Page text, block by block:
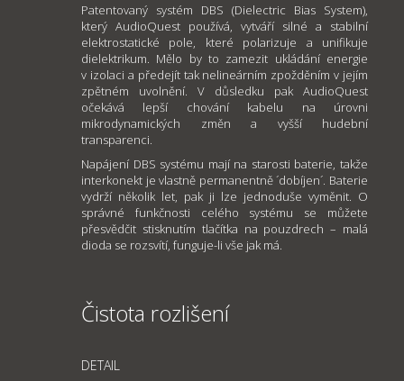
Patentovaný systém DBS (Dielectric Bias System),
který AudioQuest používá, vytváří silné a stabilní
elektrostatické pole, které polarizuje a unifikuje
dielektrikum. Mělo by to zamezit ukládání energie
v izolaci a předejít tak nelineárním zpožděním v jejím
zpětném uvolnění. V důsledku pak AudioQuest
očekává lepší chování kabelu na úrovni
mikrodynamických změn a vyšší hudební
transparenci.
Napájení DBS systému mají na starosti baterie, takže
interkonekt je vlastně permanentně ´dobíjen´. Baterie
vydrží několik let, pak ji lze jednoduše vyměnit. O
správné funkčnosti celého systému se můžete
přesvědčit stisknutím tlačítka na pouzdrech – malá
dioda se rozsvítí, funguje-li vše jak má.
Čistota rozlišení
DETAIL